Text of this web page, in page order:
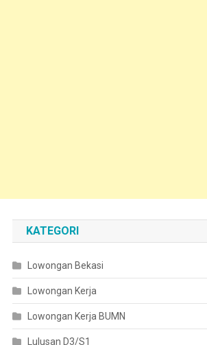
KATEGORI
Lowongan Bekasi
Lowongan Kerja
Lowongan Kerja BUMN
Lulusan D3/S1